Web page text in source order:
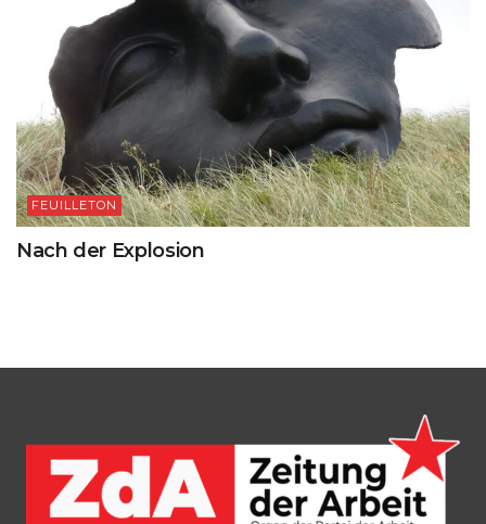
FEUILLETON
Nach der Explosion